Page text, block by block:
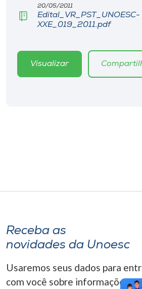
Editora
Museu
20/05/2011
Edital_VR_PST_UNOESC-
XXE_019_2011.pdf
Visualizar
Receba as
novidades da Unoesc
Usaremos seus dados para
com você sobre informações